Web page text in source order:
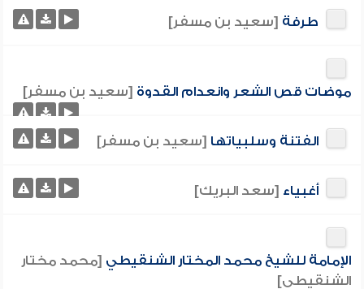
طرفة [سعيد بن مسفر]
موضات قص الشعر وانعدام القدوة [سعيد بن مسفر]
الفتنة وسلبياتها [سعيد بن مسفر]
أغبياء [سعد البريك]
الإمامة للشيخ محمد المختار الشنقيطي [محمد مختار
الشنقيطي]